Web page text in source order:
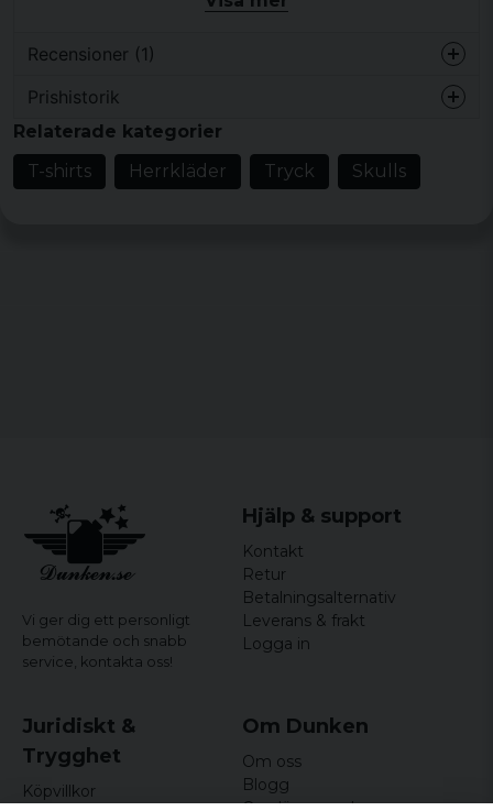
Den här t-shirten passar bra till jeans, shorts, hoodie
lediga dagar när du vill låta motivet stå i fokus.
Produkttyp:
Motiv/tryck:Vit akvarell-liknande skalle med
stänk och rinnande effekter
Stil/känsla: Streetwear, konstnärlig, edgy
Recensioner (1)
för 7 år sedan
Prishistorik
Relaterade kategorier
T-shirts
Herrkläder Tryck Skulls
Vi ger dig ett personligt
bemötande och snabb
service, kontakta oss!
Hjälp & support
Kontakt
Retur
Betalningsalternativ
Leverans & frakt
Logga in
Juridiskt &
Trygghet
Köpvillkor
Om Dunken
Om oss
Blogg